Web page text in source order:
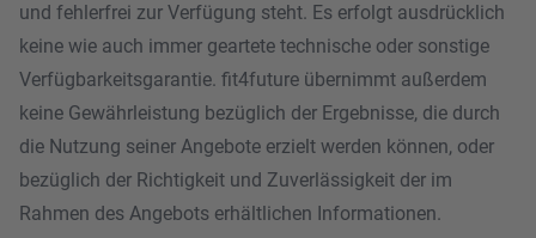
und fehlerfrei zur Verfügung steht. Es erfolgt ausdrücklich
keine wie auch immer geartete technische oder sonstige
Verfügbarkeitsgarantie. fit4future übernimmt außerdem
keine Gewährleistung bezüglich der Ergebnisse, die durch
die Nutzung seiner Angebote erzielt werden können, oder
bezüglich der Richtigkeit und Zuverlässigkeit der im
Rahmen des Angebots erhältlichen Informationen.